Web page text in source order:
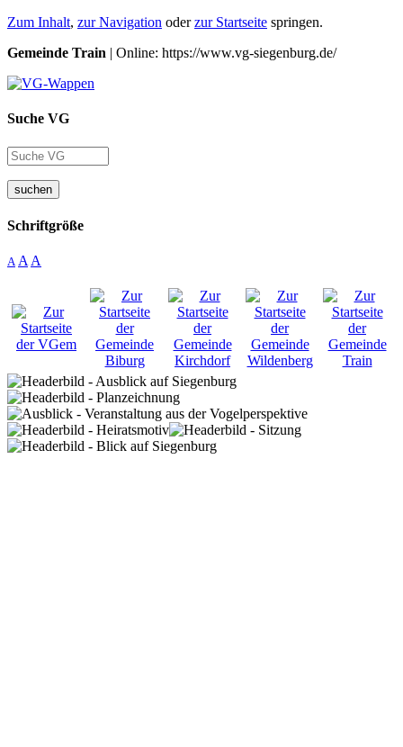
Zum Inhalt, zur Navigation oderzur Startseite springen.
Gemeinde Train | Online: https://www.vg-siegenburg.de/
Suche VG
suchen
Schriftgröße
A A A